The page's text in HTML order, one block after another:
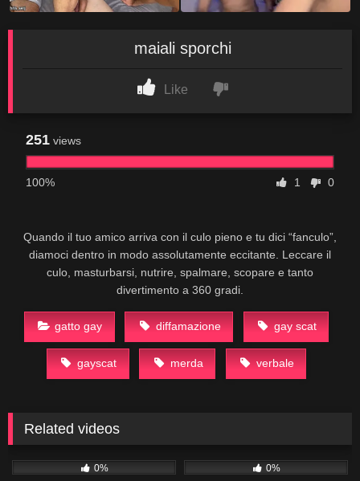
maiali sporchi
Like
251 views
100% 1 0
Quando il tuo amico arriva con il culo pieno e tu dici “fanculo”,
diamoci dentro in modo assolutamente eccitante. Leccare il
culo, masturbarsi, nutrire, spalmare, scopare e tanto
divertimento a 360 gradi.
gatto gay diffamazione gay scat
gayscat merda verbale
Related videos
0%
0%